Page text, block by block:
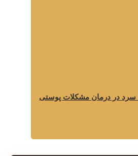
سرد در درمان مشکلات پوستی